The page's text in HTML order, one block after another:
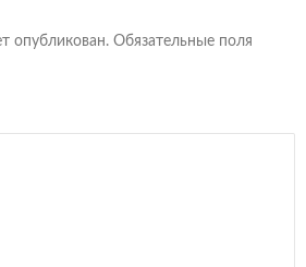
опубликован. Обязательные поля